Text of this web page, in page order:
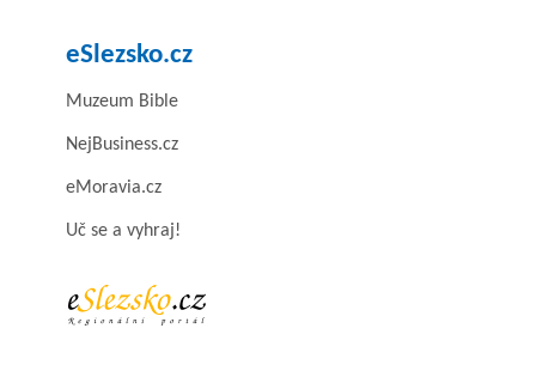
eSlezsko.cz
Muzeum Bible
NejBusiness.cz
eMoravia.cz
Uč se a vyhraj!